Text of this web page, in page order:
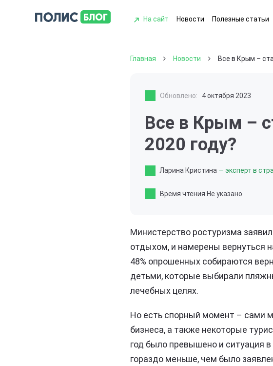
На сайт Новости Полезные статьи
Главная Новости Все в Крым –
Обновлено: 4 октября 2023
Все в Крым –
2020 году?
Ларина Кристина — эксперт в
Время чтения Не указано
Министерство ростуризма
отдыхом, и намерены вернуться
48% опрошенных собираются
детьми, которые выбирали
лечебных целях.
Но есть спорный момент – сами
бизнеса, а также некоторые
год было превышено и ситуация
гораздо меньше, чем было